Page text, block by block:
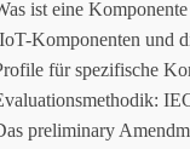
ist eine
Komponenten und
für spezifische
preliminary